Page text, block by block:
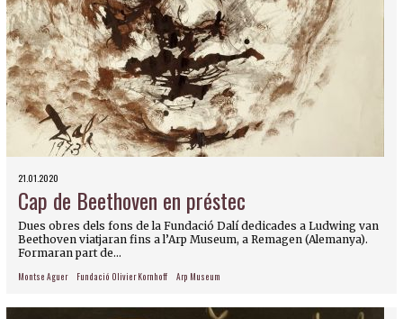
21.01.2020
Cap de Beethoven en préstec
Dues obres dels fons de la Fundació Dalí dedicades a Ludwing van
Beethoven viatjaran fins a l’Arp Museum, a Remagen (Alemanya).
Formaran part de...
Montse Aguer Fundació Olivier Kornhoff Arp Museum